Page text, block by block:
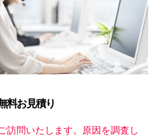
料お見積り
訪問いたします。原因を調査し